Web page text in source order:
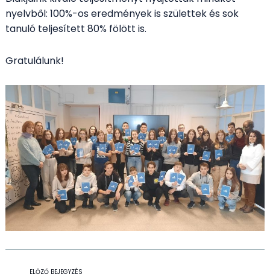
nyelvből: 100%-os eredmények is születtek és sok
tanuló teljesített 80% fölött is.
Gratulálunk!
ELŐZŐ BEJEGYZÉS